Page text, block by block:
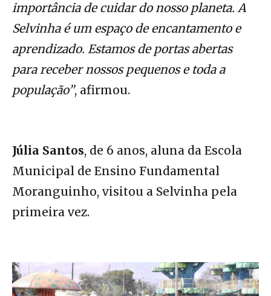
importância de cuidar do nosso planeta. A
Selvinha é um espaço de encantamento e
aprendizado. Estamos de portas abertas
para receber nossos pequenos e toda a
população”, afirmou.
Júlia Santos, de 6 anos, aluna da Escola
Municipal de Ensino Fundamental
Moranguinho, visitou a Selvinha pela
primeira vez.